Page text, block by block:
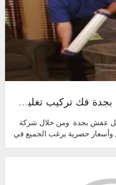
افضل شركة نقل عفش بجدة فك تركيب تغليف ضمان | شركة الابداع المتميز
عفش بجدة ومن خلال شركة
وأسعار حصرية يرغب الجميع في